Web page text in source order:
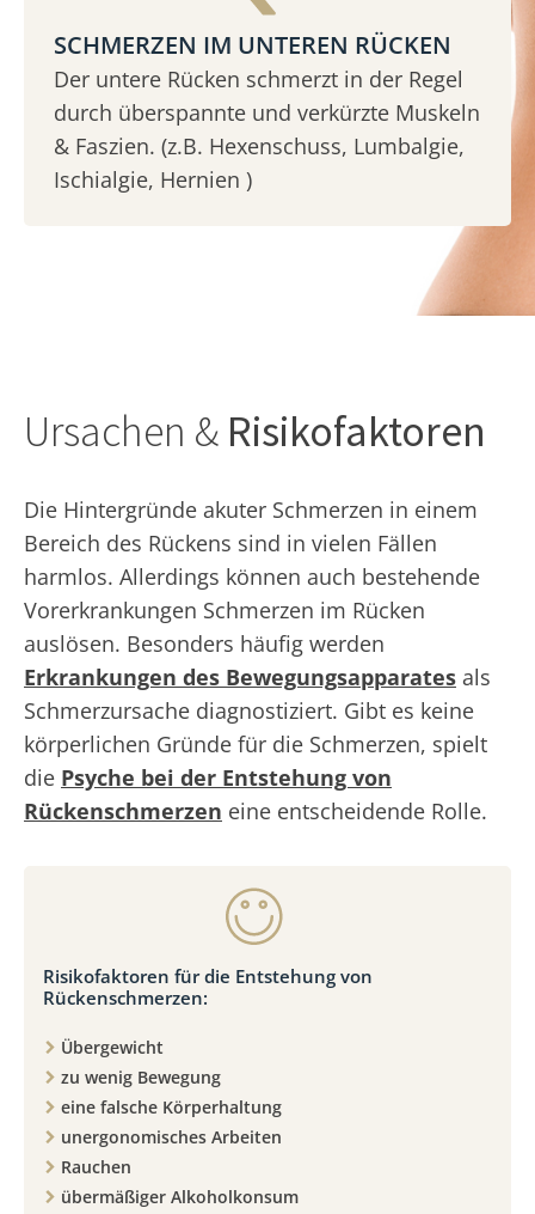
SCHMERZEN IM UNTEREN RÜCKEN
Der untere Rücken schmerzt in der Regel
durch überspannte und verkürzte Muskeln
& Faszien. (z.B. Hexenschuss, Lumbalgie,
Ischialgie, Hernien )
Ursachen & Risikofaktoren
Die Hintergründe akuter Schmerzen in einem
Bereich des Rückens sind in vielen Fällen
harmlos. Allerdings können auch bestehende
Vorerkrankungen Schmerzen im Rücken
auslösen. Besonders häufig werden
Erkrankungen des Bewegungsapparates als
Schmerzursache diagnostiziert. Gibt es keine
körperlichen Gründe für die Schmerzen, spielt
die Psyche bei der Entstehung von
Rückenschmerzen eine entscheidende Rolle.
Risikofaktoren für die Entstehung von
Rückenschmerzen:
Übergewicht
zu wenig Bewegung
eine falsche Körperhaltung
unergonomisches Arbeiten
Rauchen
übermäßiger Alkoholkonsum